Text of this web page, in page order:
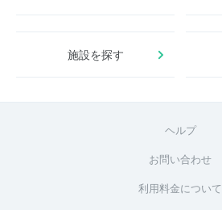
施設を探す
ヘルプ
お問い合わせ
利用料金について